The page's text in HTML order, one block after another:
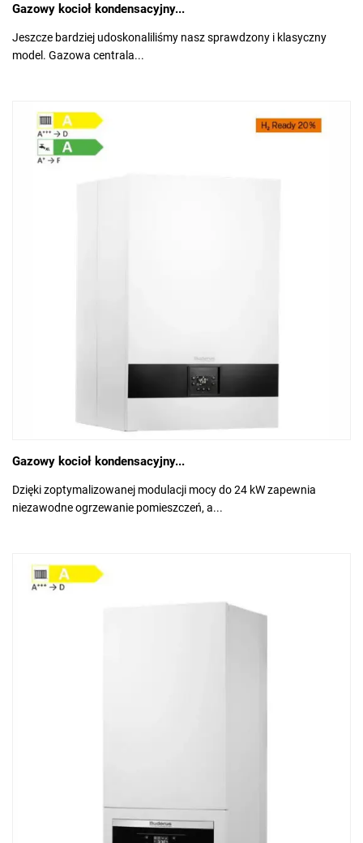
Gazowy kocioł kondensacyjny...
Jeszcze bardziej udoskonaliliśmy nasz sprawdzony i klasyczny
model. Gazowa centrala...
Gazowy kocioł kondensacyjny...
Dzięki zoptymalizowanej modulacji mocy do 24 kW zapewnia
niezawodne ogrzewanie pomieszczeń, a...